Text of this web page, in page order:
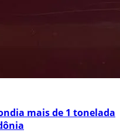
mais de 1 tonelada